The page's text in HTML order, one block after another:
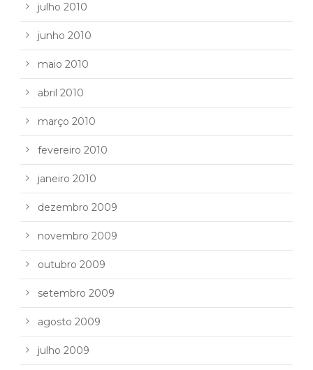
julho 2010
junho 2010
maio 2010
abril 2010
março 2010
fevereiro 2010
janeiro 2010
dezembro 2009
novembro 2009
outubro 2009
setembro 2009
agosto 2009
julho 2009